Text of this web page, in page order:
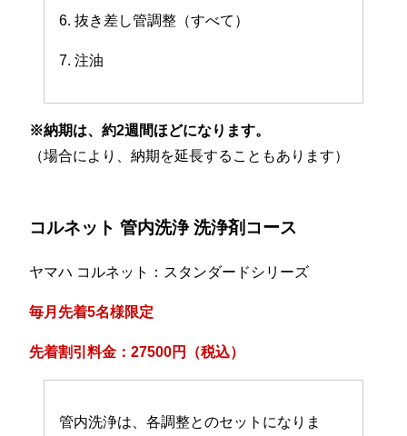
6. 抜き差し管調整（すべて）
7. 注油
※納期は、約2週間ほどになります。
（場合により、納期を延長することもあります）
コルネット 管内洗浄 洗浄剤コース
ヤマハ コルネット：スタンダードシリーズ
毎月先着5名様限定
先着割引料金：27500円（税込）
管内洗浄は、各調整とのセットになりま